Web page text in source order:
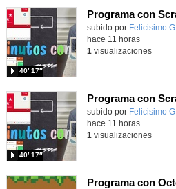
Contenido educativo.
subido por Felicisimo G.
40′ 17″
hace 11 horas
1 visualizaciones
Contenido educativo.
subido por Felicisimo G.
40′ 17″
hace 11 horas
1 visualizaciones